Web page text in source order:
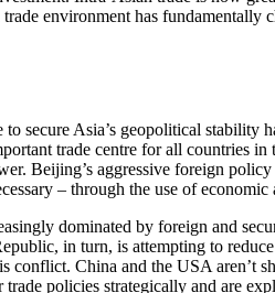
environment has
Asia’s geopolitical stability
trade centre for all coun­tries
Beijing’s aggressive foreign
– through the use of economic
dominated by foreign and
in turn, is attempting to
China and the USA aren’t
policies strategically and are